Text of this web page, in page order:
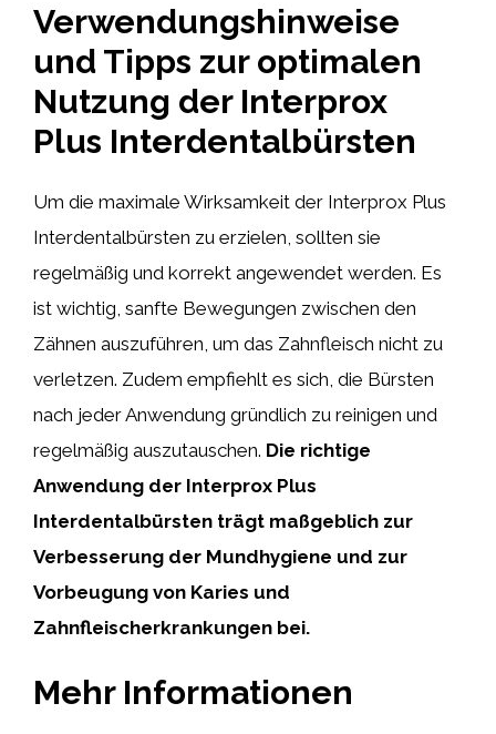
Verwendungshinweise
und Tipps zur optimalen
Nutzung der Interprox
Plus Interdentalbürsten
Um die maximale Wirksamkeit der Interprox Plus
Interdentalbürsten zu erzielen, sollten sie
regelmäßig und korrekt angewendet werden. Es
ist wichtig, sanfte Bewegungen zwischen den
Zähnen auszuführen, um das Zahnfleisch nicht zu
verletzen. Zudem empfiehlt es sich, die Bürsten
nach jeder Anwendung gründlich zu reinigen und
regelmäßig auszutauschen. Die richtige
Anwendung der Interprox Plus
Interdentalbürsten trägt maßgeblich zur
Verbesserung der Mundhygiene und zur
Vorbeugung von Karies und
Zahnfleischerkrankungen bei.
Mehr Informationen